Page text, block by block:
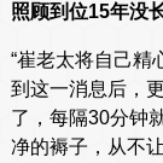
照顾到位15年没
“崔老太将自己精
到这一消息后，
了，每隔30分钟
净的褥子，从不